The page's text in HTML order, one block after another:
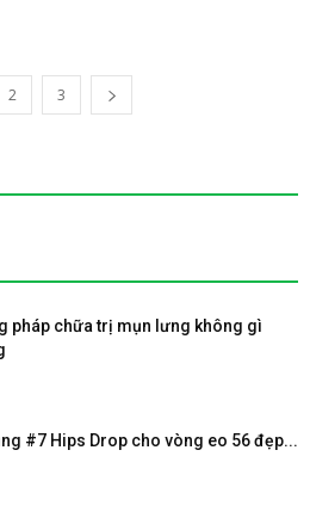
2 3
pháp chữa trị mụn lưng không gì
#7 Hips Drop cho vòng eo 56 đẹp...